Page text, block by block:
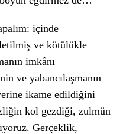
içinde
ve kötülükle
imkânı
ve yabancılaşmanın
ikame edildiğini
kol gezdiği, zulmün
Gerçeklik,